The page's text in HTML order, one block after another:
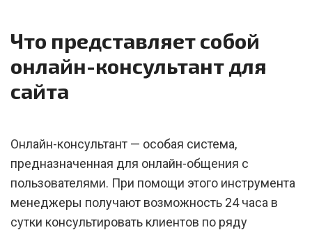
Что представляет собой
онлайн-консультант для
сайта
Онлайн-консультант — особая система,
предназначенная для онлайн-общения с
пользователями. При помощи этого инструмента
менеджеры получают возможность 24 часа в
сутки консультировать клиентов по ряду